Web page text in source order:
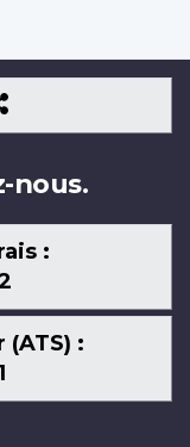
Suivez-
nous
nous.
:
: